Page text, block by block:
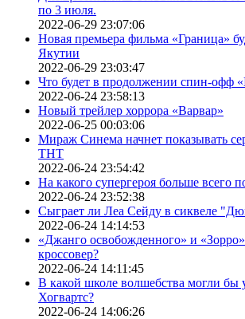
по 3 июля.
2022-06-29 23:07:06
Новая премьера фильма «Граница»
Якутии
2022-06-29 23:03:47
Что будет в продолжении спин-офф
2022-06-24 23:58:13
Новый трейлер хоррора «Варвар»
2022-06-25 00:03:06
Мираж Синема начнет показывать
ТНТ
2022-06-24 23:54:42
На какого супергероя больше всего
2022-06-24 23:52:38
Сыграет ли Леа Сейду в сиквеле
2022-06-24 14:14:53
«Джанго освобожденного» и
кроссовер?
2022-06-24 14:11:45
В какой школе волшебства могли бы
Хогвартс?
2022-06-24 14:06:26